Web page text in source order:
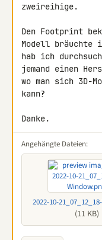
zweireihige.
Den Footprint
Modell bräuchte
hab ich
jemand einen
wo man sich 3D-
kann?
Danke.
Angehängte Dateien:
2022-10-
(11 KB)